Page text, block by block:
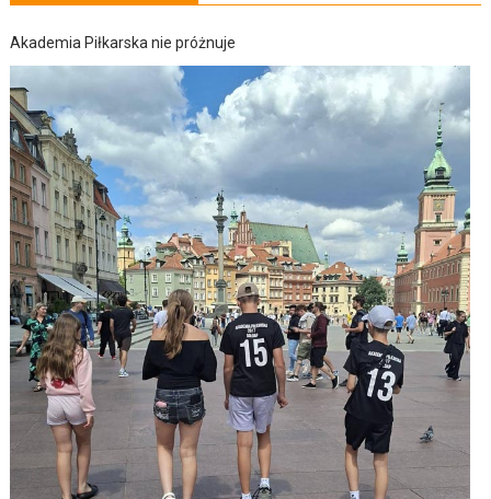
Akademia Piłkarska nie próżnuje